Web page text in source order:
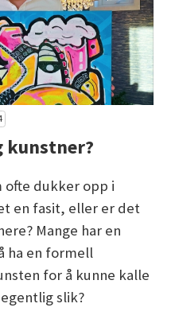
kunstner?
ofte dukker opp i
en fasit, eller er det
Mange har en
ha en formell
for å kunne kalle
slik?